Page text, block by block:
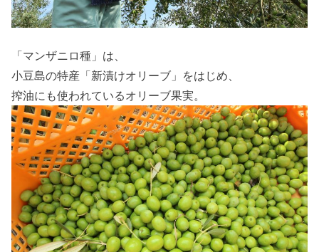
「マンザニロ種」は、
小豆島の特産「新漬けオリーブ」をはじめ、
搾油にも使われているオリーブ果実。